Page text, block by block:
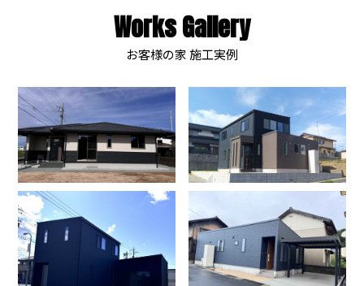
Works Gallery
お客様の家 施工実例